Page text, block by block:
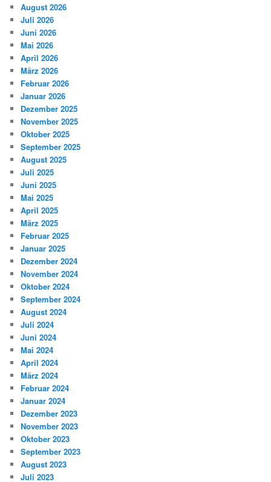
August 2026
Juli 2026
Juni 2026
Mai 2026
April 2026
März 2026
Februar 2026
Januar 2026
Dezember 2025
November 2025
Oktober 2025
September 2025
August 2025
Juli 2025
Juni 2025
Mai 2025
April 2025
März 2025
Februar 2025
Januar 2025
Dezember 2024
November 2024
Oktober 2024
September 2024
August 2024
Juli 2024
Juni 2024
Mai 2024
April 2024
März 2024
Februar 2024
Januar 2024
Dezember 2023
November 2023
Oktober 2023
September 2023
August 2023
Juli 2023